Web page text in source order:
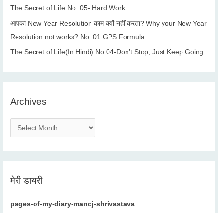
The Secret of Life No. 05- Hard Work
आपका New Year Resolution काम क्यों नहीं करता? Why your New Year
Resolution not works? No. 01 GPS Formula
The Secret of Life(In Hindi) No.04-Don’t Stop, Just Keep Going.
Archives
r
c
i
e
मेरी डायरी
pages-of-my-diary-manoj-shrivastava